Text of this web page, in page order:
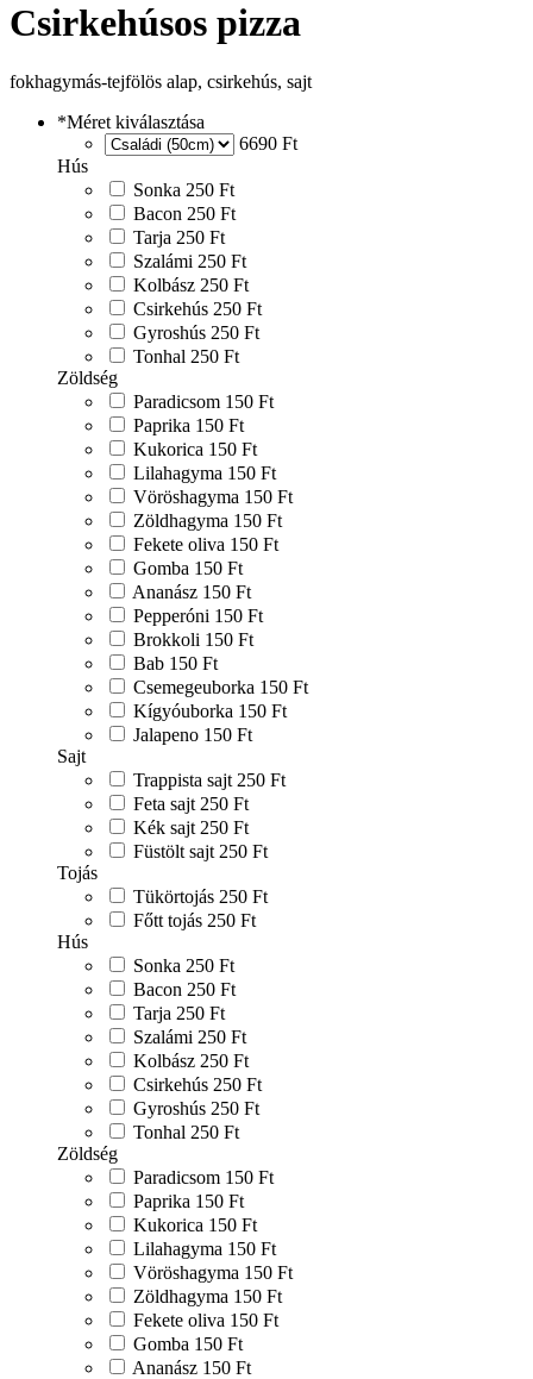
Csirkehúsos pizza
fokhagymás-tejfölös alap, csirkehús, sajt
*Méret kiválasztása
6690 Ft
Hús
Sonka 250 Ft
Bacon 250 Ft
Tarja 250 Ft
Szalámi 250 Ft
Kolbász 250 Ft
Csirkehús 250 Ft
Gyroshús 250 Ft
Tonhal 250 Ft
Zöldség
Paradicsom 150 Ft
Paprika 150 Ft
Kukorica 150 Ft
Lilahagyma 150 Ft
Vöröshagyma 150 Ft
Zöldhagyma 150 Ft
Fekete oliva 150 Ft
Gomba 150 Ft
Ananász 150 Ft
Pepperóni 150 Ft
Brokkoli 150 Ft
Bab 150 Ft
Csemegeuborka 150 Ft
Kígyóuborka 150 Ft
Jalapeno 150 Ft
Sajt
Trappista sajt 250 Ft
Feta sajt 250 Ft
Kék sajt 250 Ft
Füstölt sajt 250 Ft
Tojás
Tükörtojás 250 Ft
Főtt tojás 250 Ft
Hús
Sonka 250 Ft
Bacon 250 Ft
Tarja 250 Ft
Szalámi 250 Ft
Kolbász 250 Ft
Csirkehús 250 Ft
Gyroshús 250 Ft
Tonhal 250 Ft
Zöldség
Paradicsom 150 Ft
Paprika 150 Ft
Kukorica 150 Ft
Lilahagyma 150 Ft
Vöröshagyma 150 Ft
Zöldhagyma 150 Ft
Fekete oliva 150 Ft
Gomba 150 Ft
Ananász 150 Ft